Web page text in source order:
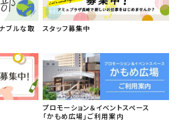
ブルな取
スタッフ募集中
プロモーション＆イベントスペース
「かもめ広場」ご利用案内